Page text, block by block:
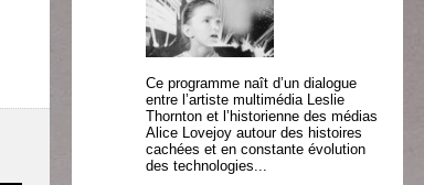
Ce programme naît d’un dialogue
entre l’artiste multimédia Leslie
Thornton et l’historienne des médias
Alice Lovejoy autour des histoires
cachées et en constante évolution
des technologies...